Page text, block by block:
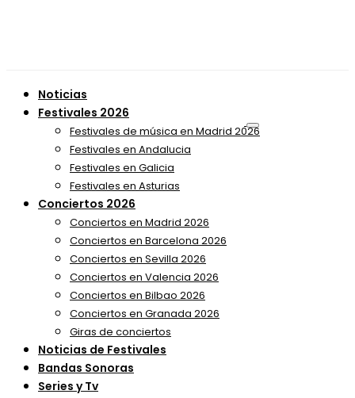
Noticias
Festivales 2026
Festivales de música en Madrid 2026
Festivales en Andalucia
Festivales en Galicia
Festivales en Asturias
Conciertos 2026
Conciertos en Madrid 2026
Conciertos en Barcelona 2026
Conciertos en Sevilla 2026
Conciertos en Valencia 2026
Conciertos en Bilbao 2026
Conciertos en Granada 2026
Giras de conciertos
Noticias de Festivales
Bandas Sonoras
Series y Tv